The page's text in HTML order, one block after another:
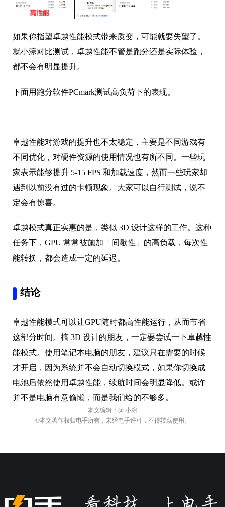
如果你指望卓越性能模式带来质变，可能就要失望了。
就小淙对比测试，卓越性能不管是跑分还是实际体验，
都不会有明显提升。
下面用跑分软件PCmark测试高负荷下的表现。
卓越性能对游戏的提升也不太稳定，主要是不同游戏有
不同优化，对硬件资源的使用情况也有所不同。一些玩
家表示能够提升 5-15 FPS 和加载速度，然而一些玩家却
遇到以前没有过的卡顿现象。大家可以自行测试，说不
定会有惊喜。
卓越模式真正实惠的是，类似 3D 设计这样的工作。这种
任务下，GPU 常常被施加「间歇性」的高负载，每次性
能转换，都会造成一定的延迟。
结论
卓越性能模式可以让GPU随时都高性能运行，从而节省
这部分时间。搞 3D 设计的朋友，一定要尝试一下卓越性
能模式。使用笔记本电脑的朋友，建议只在需要的时候
才开启，因为系统并不会自动切换模式，如果你切换成
电池后依然使用卓越性能，续航时间会明显降低。或许
并不是电脑有意偷懒，而是我们给的不够多。
本文编辑： @ 小淙
©本文著作权归电手所有，未经电手许可，不得转载使用。